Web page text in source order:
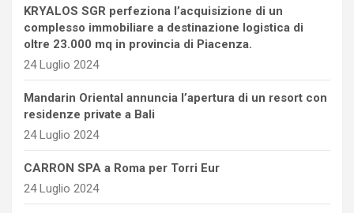
KRYALOS SGR perfeziona l’acquisizione di un
complesso immobiliare a destinazione logistica di
oltre 23.000 mq in provincia di Piacenza.
24 Luglio 2024
Mandarin Oriental annuncia l’apertura di un resort con
residenze private a Bali
24 Luglio 2024
CARRON SPA a Roma per Torri Eur
24 Luglio 2024